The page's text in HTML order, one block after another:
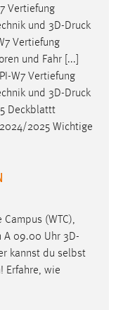
Vertiefung
und 3D-Druck
Vertiefung
und Fahr [...]
W7 Vertiefung
und 3D-Druck
Deckblattt
2025 Wichtige
(WTC),
A 09.00 Uhr 3D-
kannst du selbst
Erfahre, wie